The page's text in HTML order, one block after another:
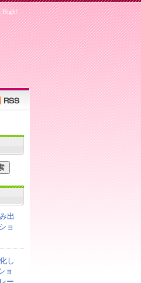
出
ョ
し
ョ
ー